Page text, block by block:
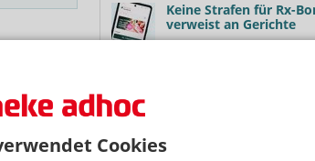
Cookies
Keine Strafen für Rx-
verweist an Gerichte
Wegen der anhaltenden
Bundesgesundheitsministerium
Vorgehen gegen die Versender –...
Klimaanlagen abgeben